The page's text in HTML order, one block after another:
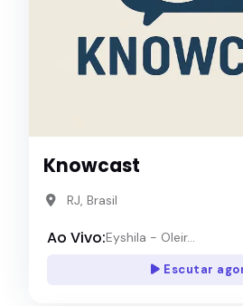
Knowcast
RJ, Brasil
Ao Vivo:Eyshila - Oleir...
Escutar